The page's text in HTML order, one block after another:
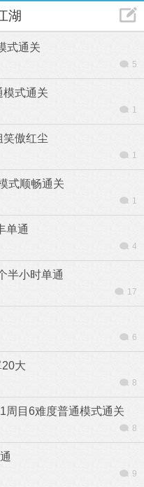
湖
式通关
5
模式通关
1
笑傲红尘
1
式顺畅通关
1
单通
4
半小时单通
17
6
大
8
目6难度普通模式通关
8
9